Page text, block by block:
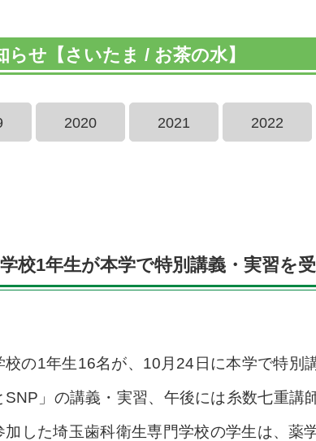
らせ【さいたま / お茶の水】
2020 2021 2022
校1年生が本学で特別講義・実習を
の1年生16名が、10月24日に本学で特別
SNP」の講義・実習、午後には糸数七重
した埼玉歯科衛生専門学校の学生は、薬